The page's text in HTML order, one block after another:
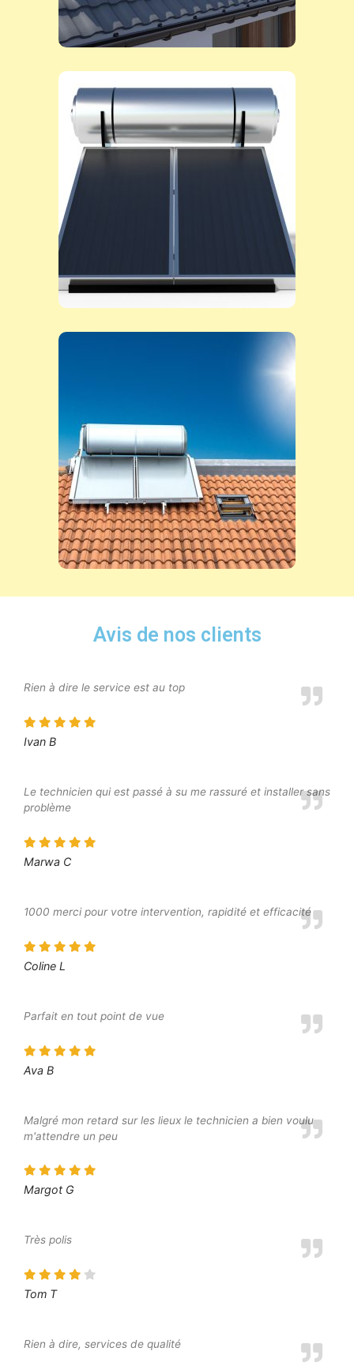
Avis de nos clients
Rien à dire le service est au top
Ivan B
Le technicien qui est passé à su me rassuré et installer sans
problème
Marwa C
1000 merci pour votre intervention, rapidité et efficacité
Coline L
Parfait en tout point de vue
Ava B
Malgré mon retard sur les lieux le technicien a bien voulu
m'attendre un peu
Margot G
Très polis
Tom T
Rien à dire, services de qualité